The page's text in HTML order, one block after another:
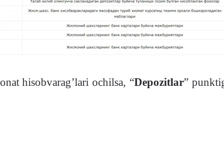
hisobvarag’lari ochilsa, “Depozitlar”